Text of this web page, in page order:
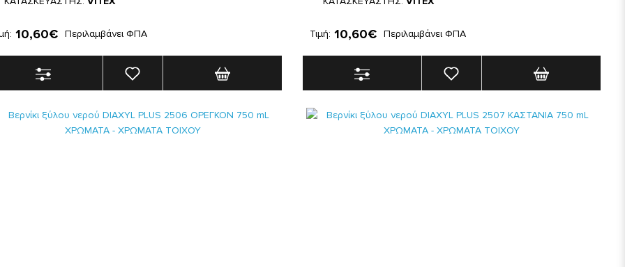
10,60€ Περιλαμβάνει ΦΠΑ Τιμή: 10,60€ Περιλαμβάνει ΦΠΑ